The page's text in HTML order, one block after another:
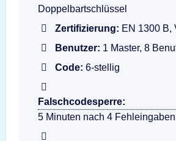
Doppelbartschlüssel
Zertifizierung: EN 1300 B,
Benutzer: 1 Master, 8
Code: 6-stellig
Falschcodesperre:
5 Minuten nach 4 Fehleingaben